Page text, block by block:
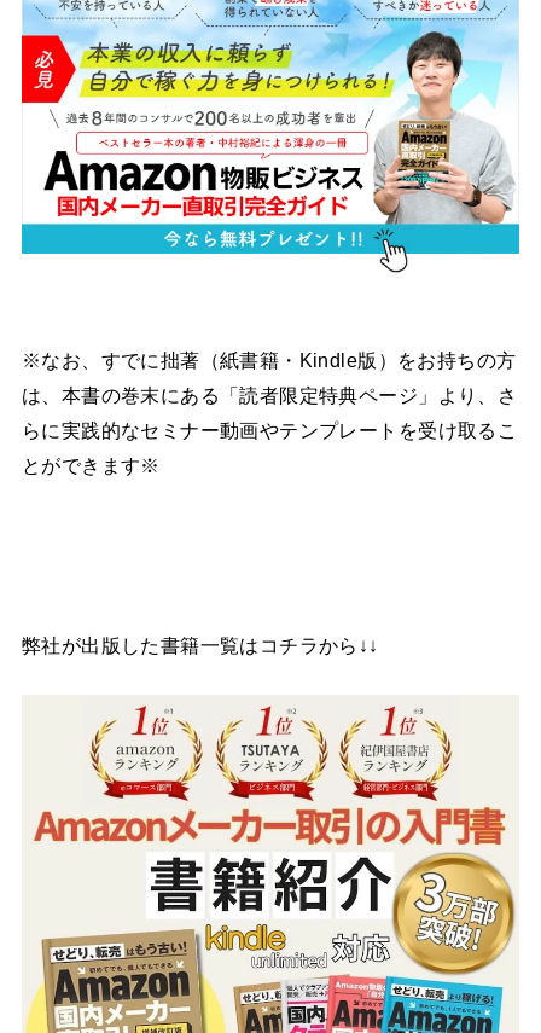
※なお、すでに拙著（紙書籍・Kindle版）をお持ちの方
は、本書の巻末にある「読者限定特典ページ」より、さ
らに実践的なセミナー動画やテンプレートを受け取るこ
とができます※
弊社が出版した書籍一覧はコチラから↓↓